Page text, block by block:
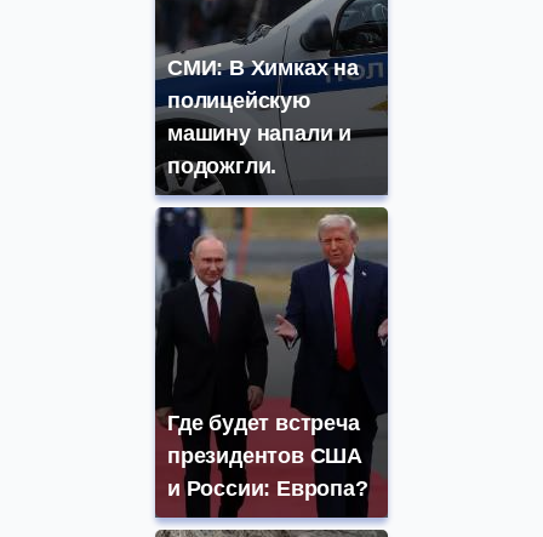
СМИ: В Химках на
полицейскую
машину напали и
подожгли.
Где будет встреча
президентов США
и России: Европа?